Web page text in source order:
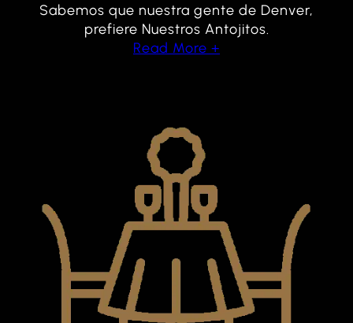
Sabemos que nuestra gente de Denver,
prefiere Nuestros Antojitos.
Read More +